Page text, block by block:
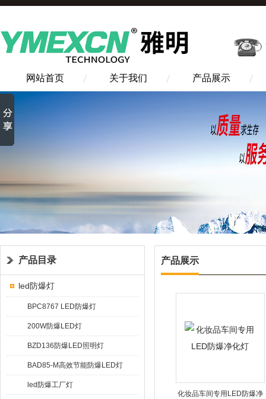
网站首页 关于我们 产品展示
产品目录
led防爆灯
BPC8767 LED防爆灯
200W防爆LED灯
BZD136防爆LED照明灯
BAD85-M高效节能防爆LED灯
led防爆工厂灯
产品展示
化妆品车间专用LED防爆净